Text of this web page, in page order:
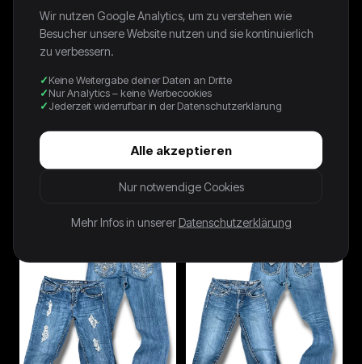
Vintage Coach Y2K
Wir nutzen Google Analytics, um zu verstehen wie
Besucher unsere Website nutzen und sie kontinuierlich
zu verbessern.
Keine Weitergabe deiner Daten an Dritte
Nur Analytics – keine Werbecookies
Jederzeit widerrufbar in der Datenschutzerklärung
Alle akzeptieren
Nur notwendige Cookies
Mehr Infos in unserer Datenschutzerklärung